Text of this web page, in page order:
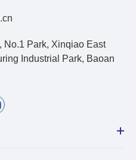
No.1 Park, Xinqiao East
Industrial Park, Baoan